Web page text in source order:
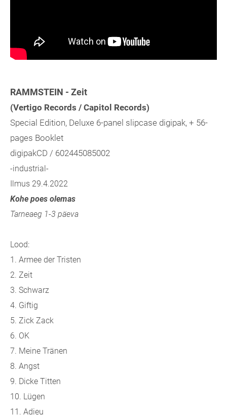
RAMMSTEIN - Zeit
(Vertigo Records / Capitol Records)
Special Edition, Deluxe 6-panel slipcase digipak, + 56-
pages Booklet
digipakCD / 602445085002
-industrial-
Ilmus 29.4.2022
Kohe poes olemas
Tarneaeg 1-3 päeva
Lood:
1. Armee der Tristen
2. Zeit
3. Schwarz
4. Giftig
5. Zick Zack
6. OK
7. Meine Tränen
8. Angst
9. Dicke Titten
10. Lügen
11. Adieu